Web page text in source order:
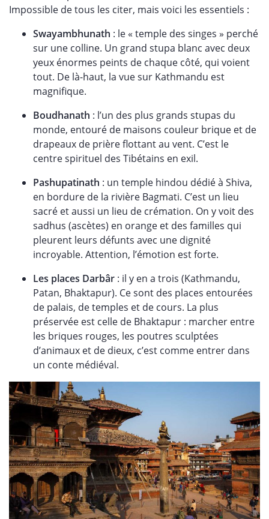
Impossible de tous les citer, mais voici les essentiels :
Swayambhunath : le « temple des singes » perché
sur une colline. Un grand stupa blanc avec deux
yeux énormes peints de chaque côté, qui voient
tout. De là-haut, la vue sur Kathmandu est
magnifique.
Boudhanath : l’un des plus grands stupas du
monde, entouré de maisons couleur brique et de
drapeaux de prière flottant au vent. C’est le
centre spirituel des Tibétains en exil.
Pashupatinath : un temple hindou dédié à Shiva,
en bordure de la rivière Bagmati. C’est un lieu
sacré et aussi un lieu de crémation. On y voit des
sadhus (ascètes) en orange et des familles qui
pleurent leurs défunts avec une dignité
incroyable. Attention, l’émotion est forte.
Les places Darbâr : il y en a trois (Kathmandu,
Patan, Bhaktapur). Ce sont des places entourées
de palais, de temples et de cours. La plus
préservée est celle de Bhaktapur : marcher entre
les briques rouges, les poutres sculptées
d’animaux et de dieux, c’est comme entrer dans
un conte médiéval.